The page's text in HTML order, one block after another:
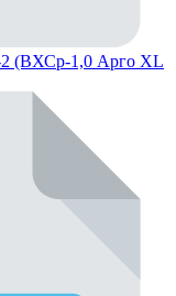
2 (ВХСр-1,0 Арго XL